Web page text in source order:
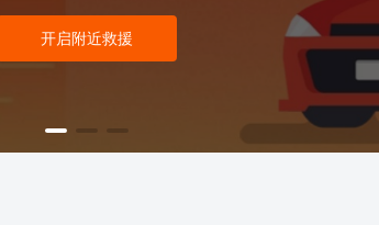
开启附近救援